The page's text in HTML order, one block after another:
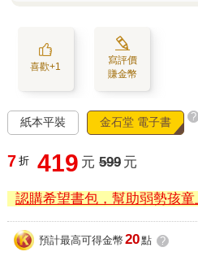
喜歡+1
寫評價
賺金幣
紙本平裝 金石堂 電子書 ?
7 折 419 元 599 元
認購希望書包，幫助弱勢孩童
預計最高可得金幣 20點 ?